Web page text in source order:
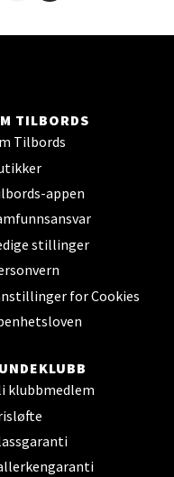
TILBORDS
Tilbords
appen
stillinger
for Cookies
klubbmedlem